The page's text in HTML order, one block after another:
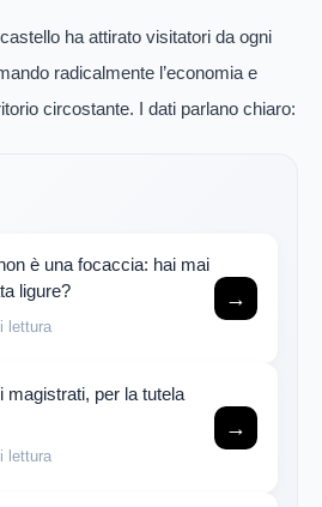
ha attirato visitatori da ogni
radicalmente l’economia e
circostante. I dati parlano chiaro:
è una focaccia: hai mai
ligure?
lettura
→
magistrati, per la tutela
lettura
→